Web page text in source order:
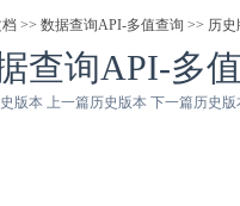
档 >> 数据查询API-多值查询 >> 历史
查询API-多
版本 上一篇历史版本 下一篇历史版